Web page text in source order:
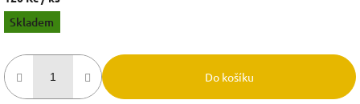
Měrná
cena:
Skladem
Do košíku